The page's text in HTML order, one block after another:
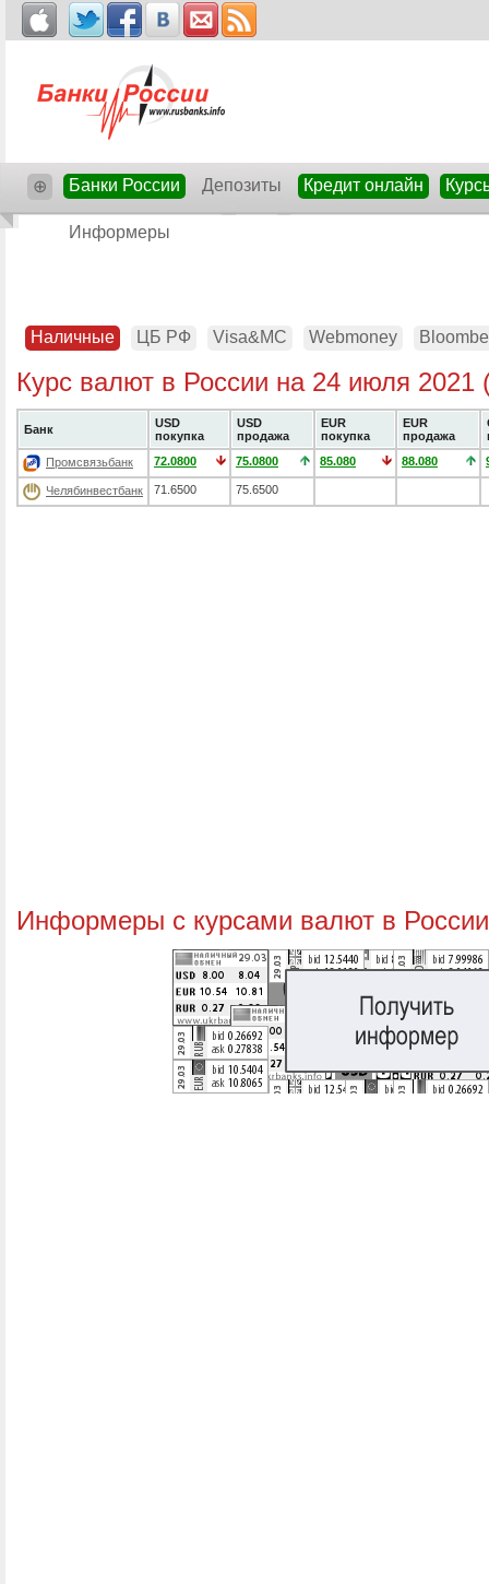
⊕ Банки России Депозиты Кредит онлайн
Информеры
Наличные ЦБ РФ Visa&MC Webmoney
Курс валют в России на 24 июля 2021
Банк
USD
покупка
USD
продажа
EUR
покупка
EUR
продажа
Промсвязьбанк
72.0800 75.0800 85.080 88.080
Челябинвестбанк 71.6500 75.6500
Информеры с курсами валют в России